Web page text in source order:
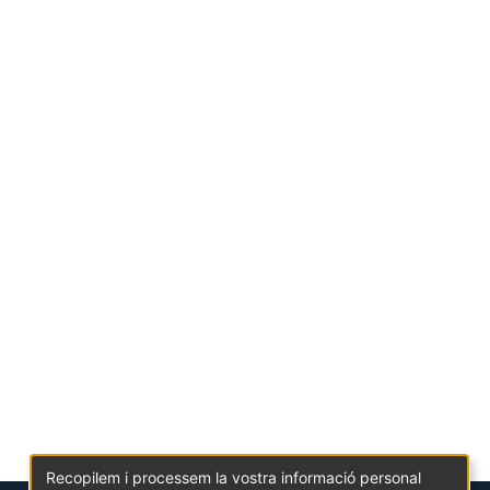
Recopilem i processem la vostra informació personal